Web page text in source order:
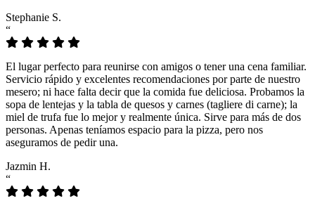
Stephanie S.
“
El lugar perfecto para reunirse con amigos o tener una cena familiar.
Servicio rápido y excelentes recomendaciones por parte de nuestro
mesero; ni hace falta decir que la comida fue deliciosa. Probamos la
sopa de lentejas y la tabla de quesos y carnes (tagliere di carne); la
miel de trufa fue lo mejor y realmente única. Sirve para más de dos
personas. Apenas teníamos espacio para la pizza, pero nos
aseguramos de pedir una.
Jazmin H.
“